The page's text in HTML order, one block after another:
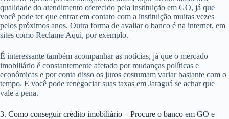
qualidade do atendimento oferecido pela instituição em GO, já que
você pode ter que entrar em contato com a instituição muitas vezes
pelos próximos anos. Outra forma de avaliar o banco é na internet, em
sites como Reclame Aqui, por exemplo.
É interessante também acompanhar as notícias, já que o mercado
imobiliário é constantemente afetado por mudanças políticas e
econômicas e por conta disso os juros costumam variar bastante com o
tempo. E você pode renegociar suas taxas em Jaraguá se achar que
vale a pena.
3. Como conseguir crédito imobiliário – Procure o banco em GO e